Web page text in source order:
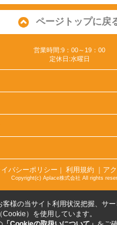
ページトップに戻
営業時間:9：00～19：00
定休日:水曜日
イバシーポリシー ｜ 利用規約 ｜ア
Copyright(c) Aplace株式会社 All rights
客様の当サイト利用状況把握、サ
Cookie）を使用しています。